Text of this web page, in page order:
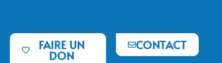
FAIRE UN
DON
CONTACT